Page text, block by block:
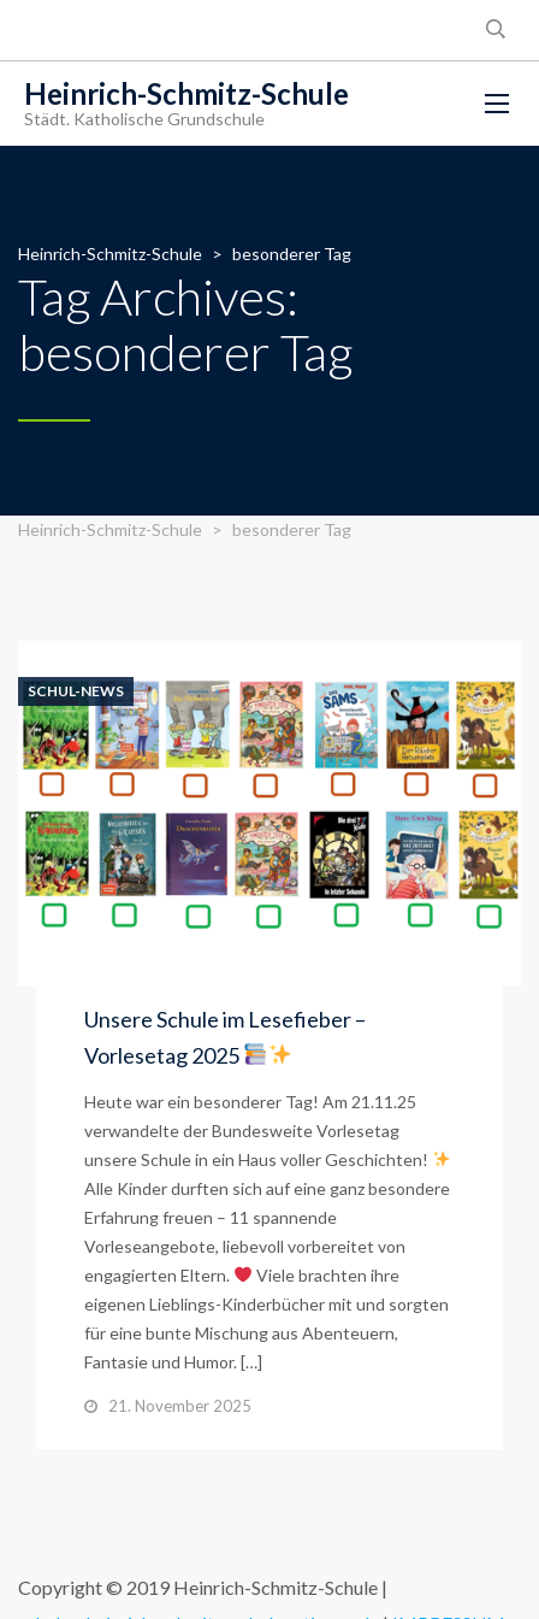
Heinrich-Schmitz-Schule
Städt. Katholische Grundschule
Heinrich-Schmitz-Schule > besonderer Tag
Tag Archives:
besonderer Tag
Heinrich-Schmitz-Schule > besonderer Tag
SCHUL-NEWS
Unsere Schule im Lesefieber –
Vorlesetag 2025
Heute war ein besonderer Tag! Am 21.11.25
verwandelte der Bundesweite Vorlesetag
unsere Schule in ein Haus voller Geschichten!
Alle Kinder durften sich auf eine ganz besondere
Erfahrung freuen – 11 spannende
Vorleseangebote, liebevoll vorbereitet von
engagierten Eltern.
Viele brachten ihre
eigenen Lieblings-Kinderbücher mit und sorgten
für eine bunte Mischung aus Abenteuern,
Fantasie und Humor. […]
21. November 2025
Copyright © 2019 Heinrich-Schmitz-Schule |